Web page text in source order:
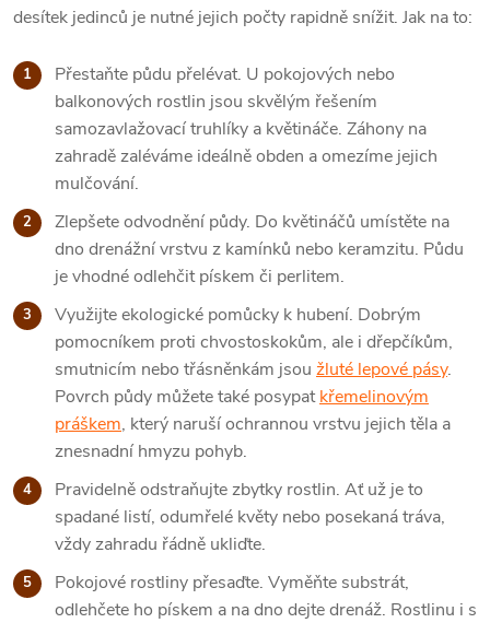
desítek jedinců je nutné jejich počty rapidně snížit. Jak na to:
Přestaňte půdu přelévat. U pokojových nebo
balkonových rostlin jsou skvělým řešením
samozavlažovací truhlíky a květináče. Záhony na
zahradě zaléváme ideálně obden a omezíme jejich
mulčování.
Zlepšete odvodnění půdy. Do květináčů umístěte na
dno drenážní vrstvu z kamínků nebo keramzitu. Půdu
je vhodné odlehčit pískem či perlitem.
Využijte ekologické pomůcky k hubení. Dobrým
pomocníkem proti chvostoskokům, ale i dřepčíkům,
smutnicím nebo třásněnkám jsou žluté lepové pásy.
Povrch půdy můžete také posypatkřemelinovým
práškem, který naruší ochrannou vrstvu jejich těla a
znesnadní hmyzu pohyb.
Pravidelně odstraňujte zbytky rostlin. Ať už je to
spadané listí, odumřelé květy nebo posekaná tráva,
vždy zahradu řádně ukliďte.
Pokojové rostliny přesaďte. Vyměňte substrát,
odlehčete ho pískem a na dno dejte drenáž. Rostlinu i s